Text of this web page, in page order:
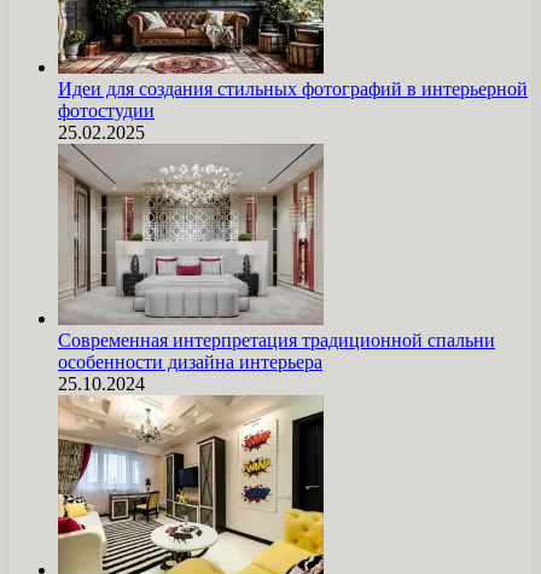
Идеи для создания стильных фотографий в интерьерной
фотостудии
25.02.2025
Современная интерпретация традиционной спальни
особенности дизайна интерьера
25.10.2024